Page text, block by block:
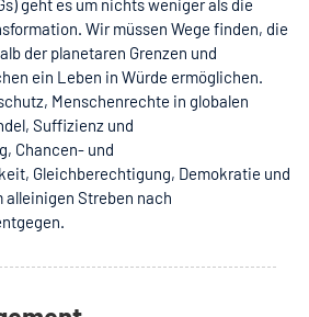
geht es um nichts weniger als die
. Wir müssen Wege finden, die
der planetaren Grenzen und
ein Leben in Würde ermöglichen.
Menschenrechte in globalen
Suffizienz und
Chancen- und
Gleichberechtigung, Demokratie und
alleinigen Streben nach